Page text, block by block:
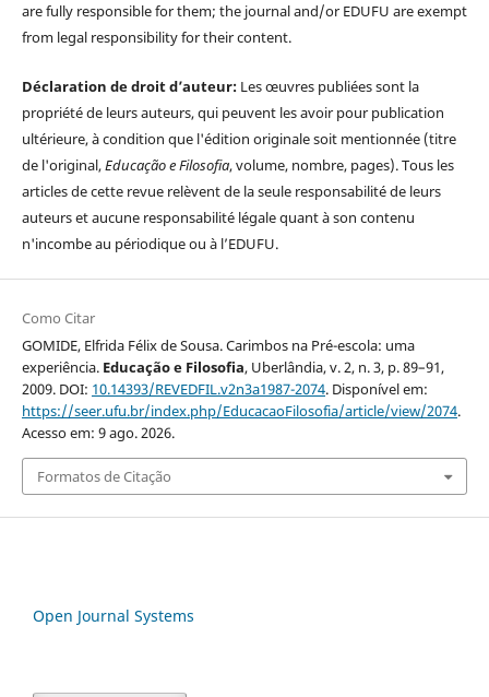
are fully responsible for them; the journal and/or EDUFU are exempt
from legal responsibility for their content.
Déclaration de droit d’auteur: Les œuvres publiées sont la
propriété de leurs auteurs, qui peuvent les avoir pour publication
ultérieure, à condition que l'édition originale soit mentionnée (titre
de l'original,Educação e Filosofia, volume, nombre, pages). Tous les
articles de cette revue relèvent de la seule responsabilité de leurs
auteurs et aucune responsabilité légale quant à son contenu
n'incombe au périodique ou à l’EDUFU.
Como Citar
GOMIDE, Elfrida Félix de Sousa. Carimbos na Pré-escola: uma
experiência. Educação e Filosofia, Uberlândia, v. 2, n. 3, p. 89–91,
2009. DOI: 10.14393/REVEDFIL.v2n3a1987-2074. Disponível em:
https://seer.ufu.br/index.php/EducacaoFilosofia/article/view/2074.
Acesso em: 9 ago. 2026.
Formatos de Citação
Open Journal Systems